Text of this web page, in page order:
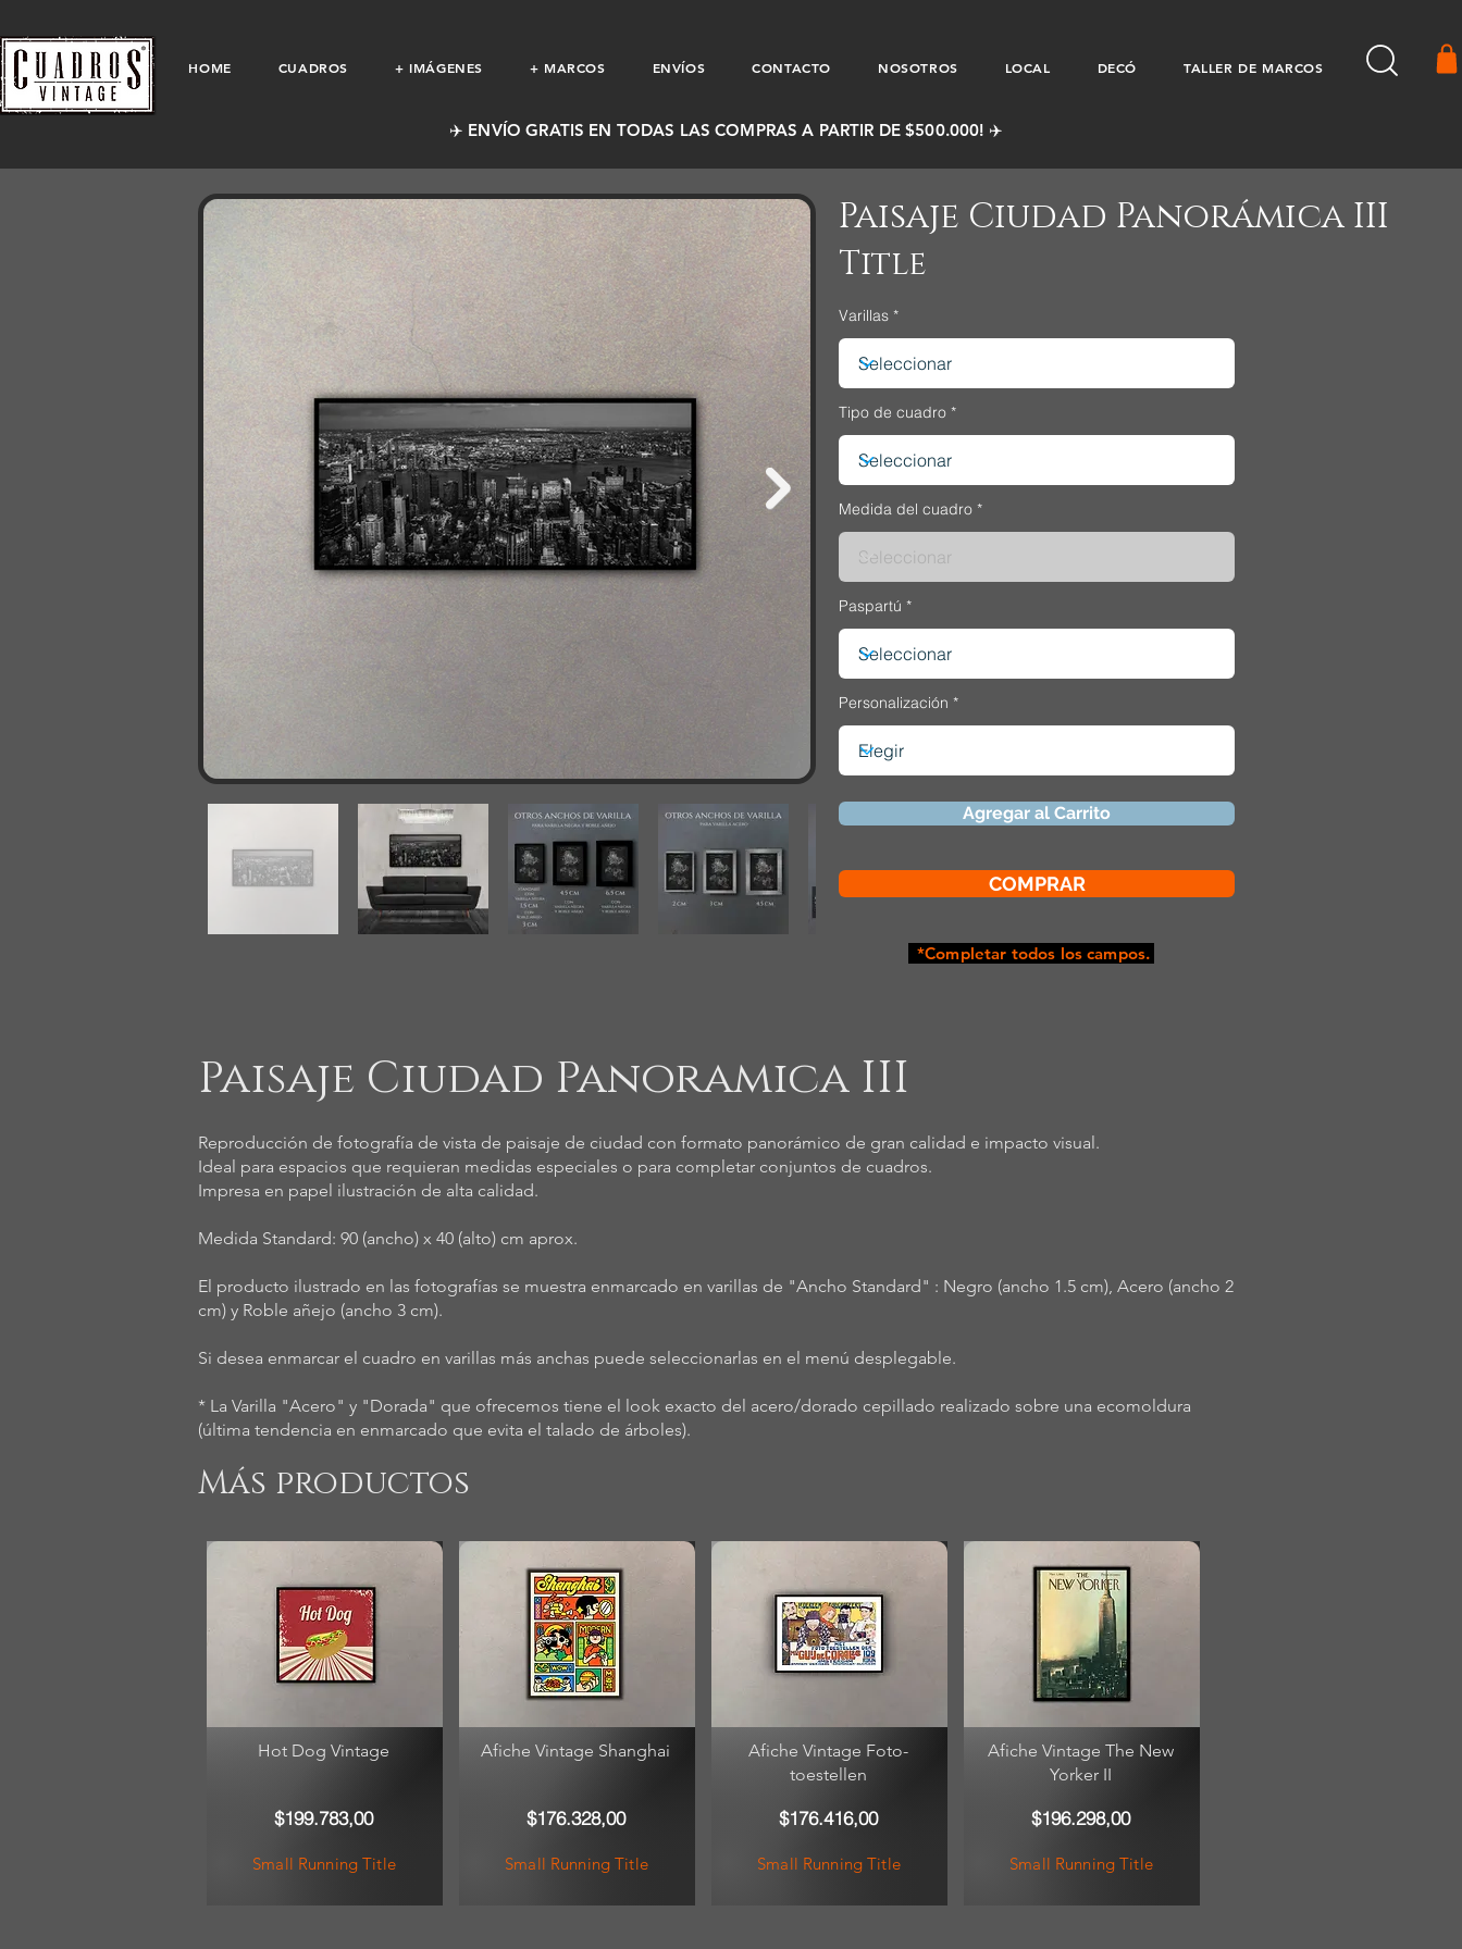
HOME CUADROS + IMÁGENES + MARCOS ENVÍOS CONTACTO NOSOTROS LOCAL DECÓ TALLER DE MARCOS
✈️ ENVÍO GRATIS EN TODAS LAS COMPRAS A PARTIR DE $500.000! ✈️
Paisaje Ciudad Panorámica III
Title
Varillas
Tipo de cuadro
Medida del cuadro
Paspartú
Personalización
Agregar al Carrito
COMPRAR
*Completar todos los campos.
Paisaje Ciudad Panoramica III
Reproducción de fotografía de vista de paisaje de ciudad con formato panorámico de gran calidad e impacto visual.
Ideal para espacios que requieran medidas especiales o para completar conjuntos de cuadros.
Impresa en papel ilustración de alta calidad.
Medida Standard: 90 (ancho) x 40 (alto) cm aprox.
El producto ilustrado en las fotografías se muestra enmarcado en varillas de "Ancho Standard" : Negro (ancho 1.5 cm), Acero (ancho 2
cm) y Roble añejo (ancho 3 cm).
Si desea enmarcar el cuadro en varillas más anchas puede seleccionarlas en el menú desplegable.
* La Varilla "Acero" y "Dorada" que ofrecemos tiene el look exacto del acero/dorado cepillado realizado sobre una ecomoldura
(última tendencia en enmarcado que evita el talado de árboles).
Más productos
Hot Dog Vintage
$199.783,00
Small Running Title
Afiche Vintage Shanghai
$176.328,00
Small Running Title
Afiche Vintage Foto-
toestellen
$176.416,00
Small Running Title
Afiche Vintage The New
Yorker II
$196.298,00
Small Running Title